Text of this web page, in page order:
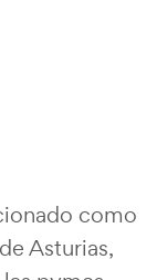
como
Asturias,